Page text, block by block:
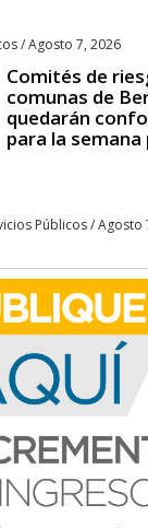
/Agosto 7, 2026
Comités de
comunas de
quedarán
para la
Públicos/Agosto